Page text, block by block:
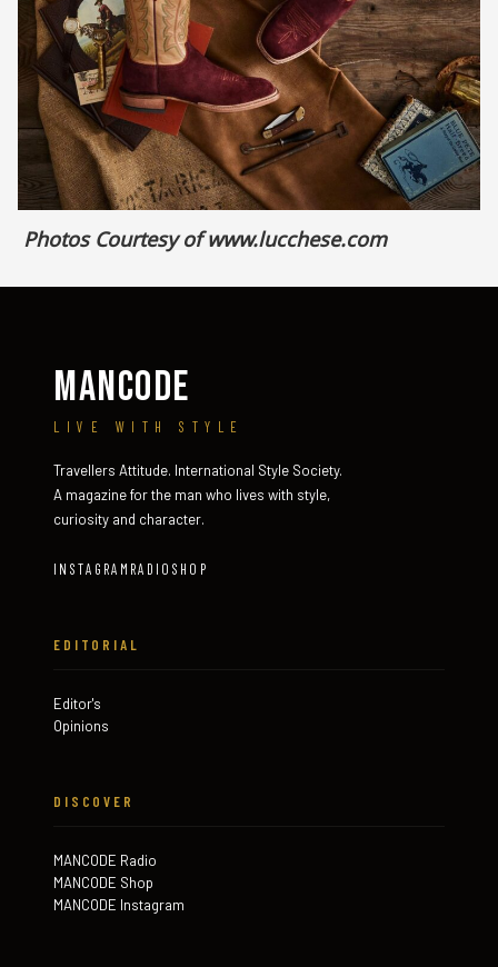
Photos Courtesy ofwww.lucchese.com
MANCODE
LIVE WITH STYLE
Travellers Attitude. International Style Society.
A magazine for the man who lives with style,
curiosity and character.
INSTAGRAM RADIO SHOP
EDITORIAL
Editor's
Opinions
DISCOVER
MANCODE Radio
MANCODE Shop
MANCODE Instagram